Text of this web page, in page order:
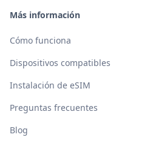
Más información
Cómo funciona
Dispositivos compatibles
Instalación de eSIM
Preguntas frecuentes
Blog